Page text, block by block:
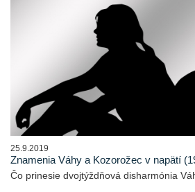
25.9.2019
Znamenia Váhy a Kozorožec v napätí
Čo prinesie dvojtýždňová disharmónia